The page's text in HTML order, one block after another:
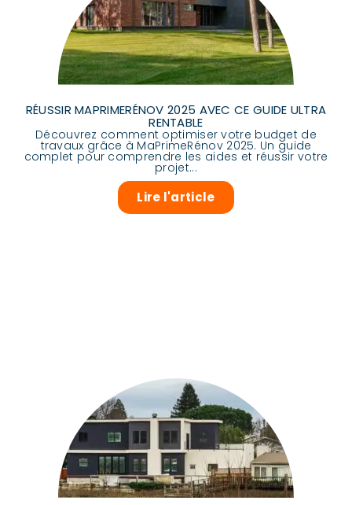
RÉUSSIR MAPRIMERÉNOV 2025 AVEC CE GUIDE ULTRA
RENTABLE
Découvrez comment optimiser votre budget de
travaux grâce à MaPrimeRénov 2025. Un guide
complet pour comprendre les aides et réussir votre
projet...
Lire l'article